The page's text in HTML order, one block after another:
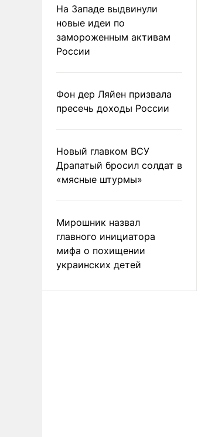
На Западе выдвинули
новые идеи по
замороженным активам
России
Фон дер Ляйен призвала
пресечь доходы России
Новый главком ВСУ
Драпатый бросил солдат в
«мясные штурмы»
Мирошник назвал
главного инициатора
мифа о похищении
украинских детей